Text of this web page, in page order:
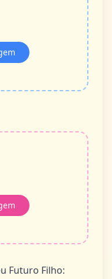
Futuro Filho: